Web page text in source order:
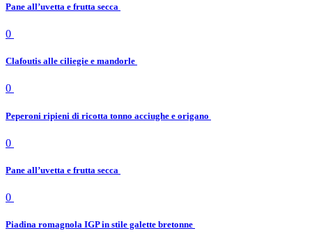
Pane all’uvetta e frutta secca
0
Clafoutis alle ciliegie e mandorle
0
Peperoni ripieni di ricotta tonno acciughe e origano
0
Pane all’uvetta e frutta secca
0
Piadina romagnola IGP in stile galette bretonne